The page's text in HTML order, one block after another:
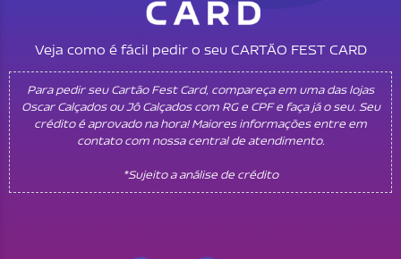
Veja como é fácil pedir o seu CARTÃO FEST CARD
Para pedir seu Cartão Fest Card, compareça em uma das lojas
Oscar Calçados ou Jô Calçados com RG e CPF e faça já o seu. Seu
crédito é aprovado na hora! Maiores informações entre em
contato com nossa central de atendimento.
*Sujeito a análise de crédito